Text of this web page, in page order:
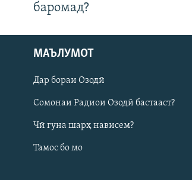
Русский
ПАЙГИРӢ КУНЕД
баромад?
МАЪЛУМОТ
Дар бораи Озодӣ
Сомонаи Радиои Озодӣ бастааст?
Чӣ гуна шарҳ нависем?
Тамос бо мо